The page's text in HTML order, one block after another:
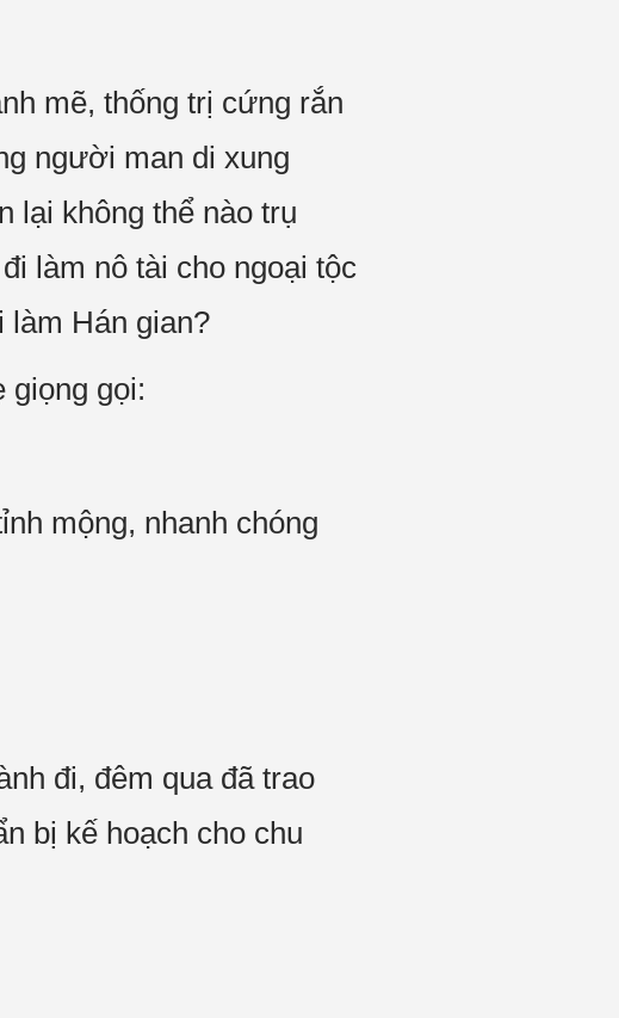
mẽ, thống trị cứng rắn
người man di xung
lại không thể nào trụ
làm nô tài cho ngoại tộc
làm Hán gian?
gọi:
mộng, nhanh chóng
đi, đêm qua đã trao
bị kế hoạch cho chu